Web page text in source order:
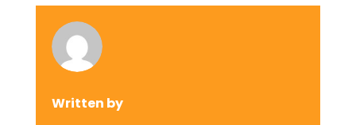
Written by